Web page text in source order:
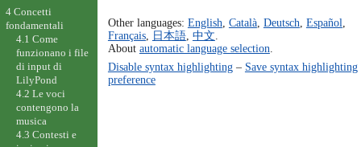
Other languages: English Català, Deutsch Español
Français, 日本語, 中文
About automatic language selection
Disable syntax highlighting– Save syntax highlighting
preference
4 Concetti
fondamentali
4.1 Come
funzionano i file
di input di
LilyPond
4.2 Le voci
contengono la
musica
4.3 Contesti e